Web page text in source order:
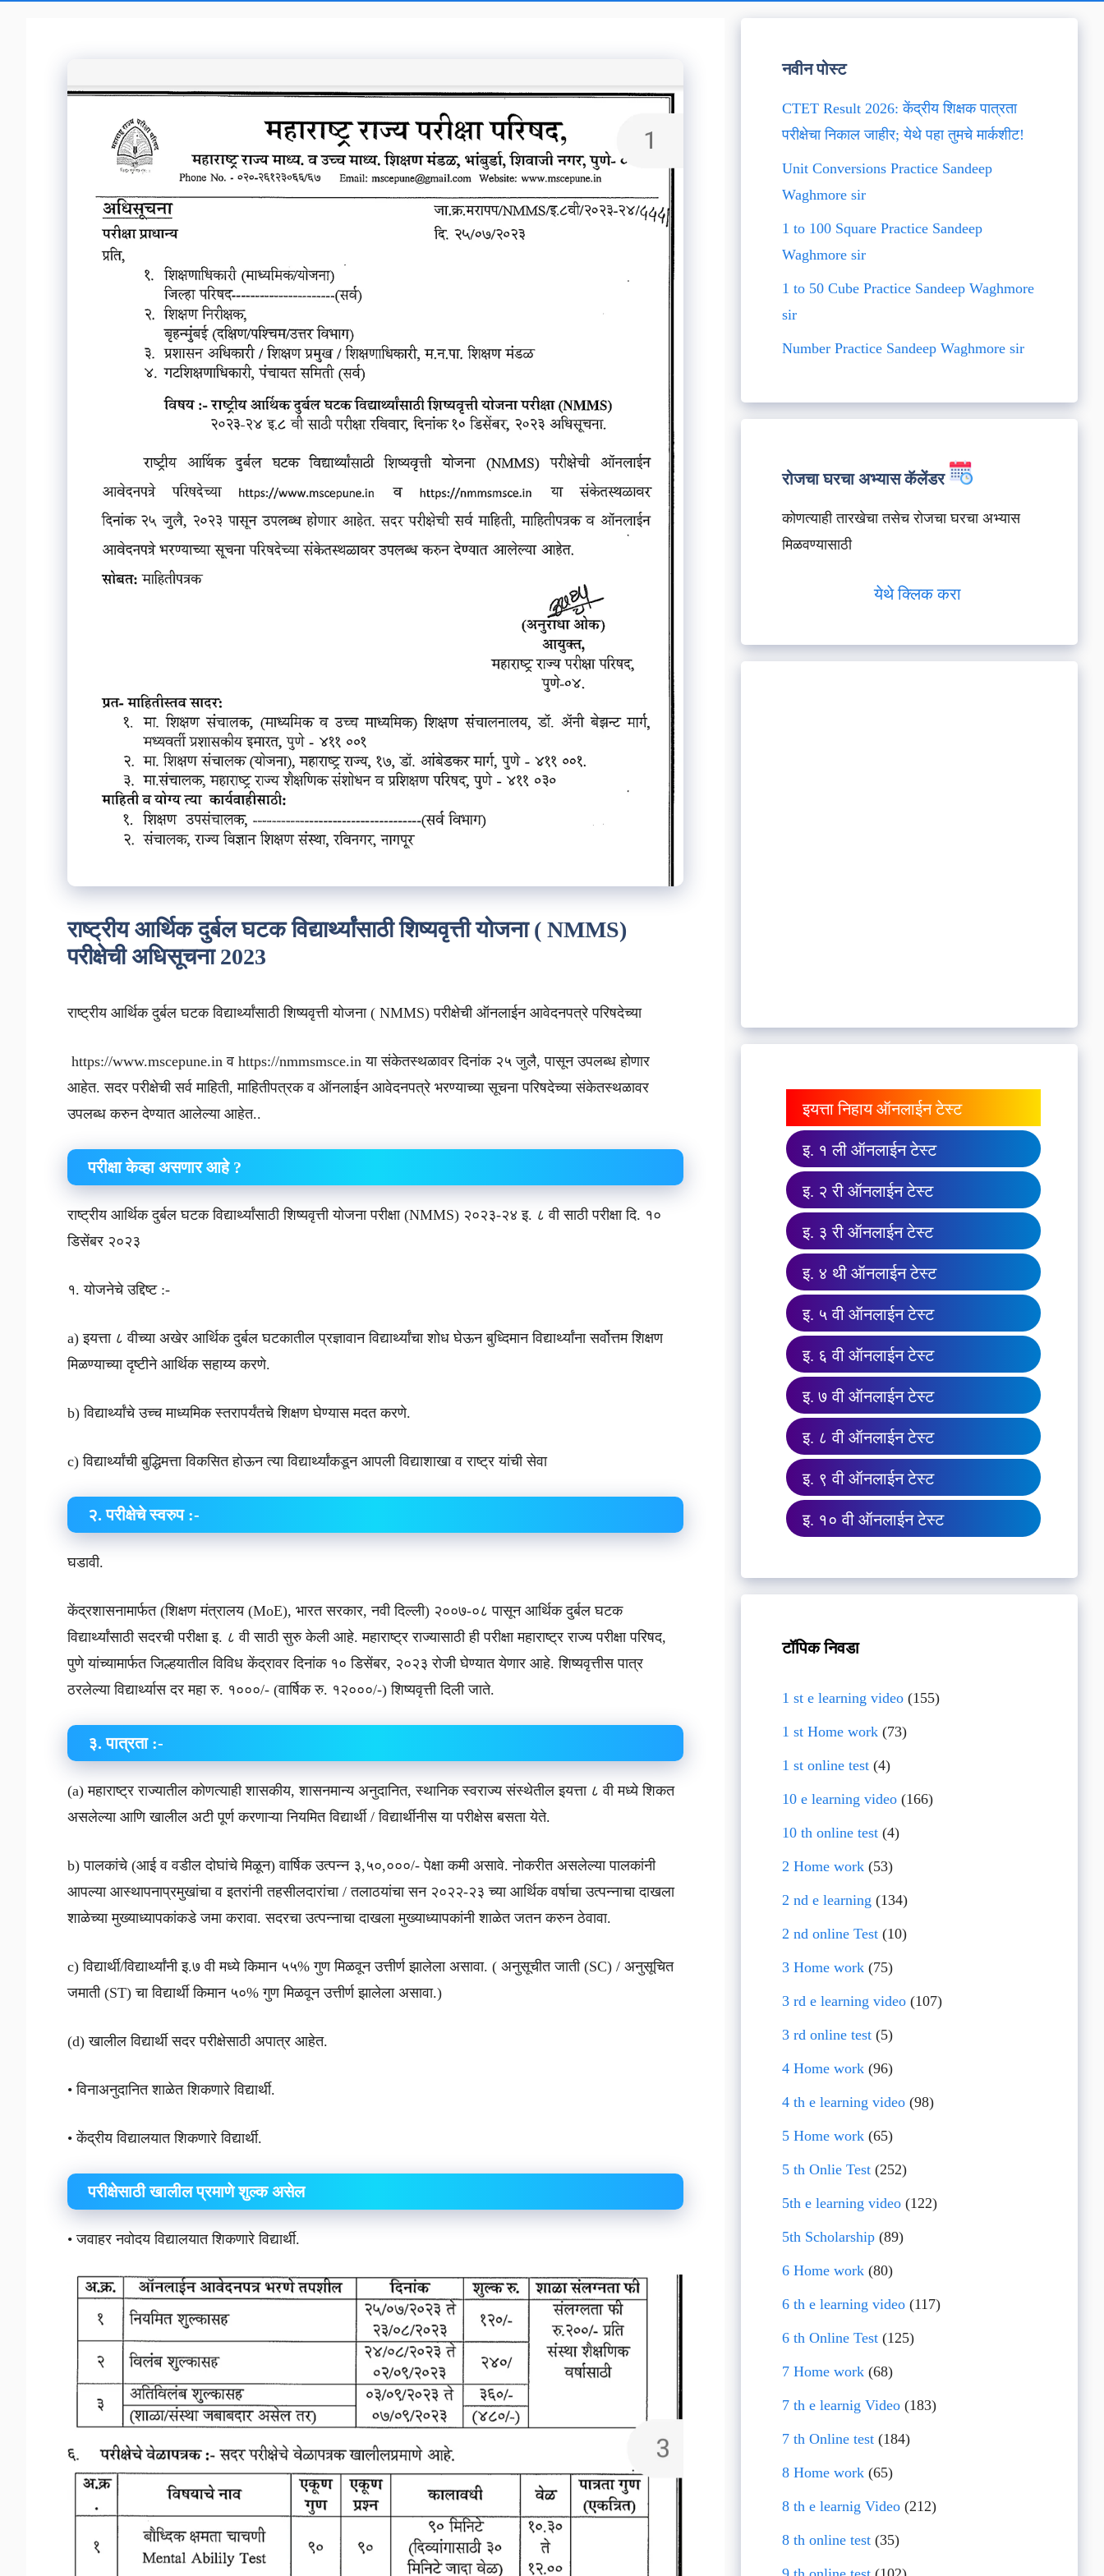
राष्ट्रीय आर्थिक दुर्बल घटक विद्यार्थ्यांसाठी शिष्यवृत्ती योजना ( NMMS)
परीक्षेची अधिसूचना 2023
राष्ट्रीय आर्थिक दुर्बल घटक विद्यार्थ्यांसाठी शिष्यवृत्ती योजना ( NMMS) परीक्षेची ऑनलाईन आवेदनपत्रे परिषदेच्या
https://www.mscepune.in व https://nmmsmsce.in या संकेतस्थळावर दिनांक २५ जुलै, पासून उपलब्ध होणार
आहेत. सदर परीक्षेची सर्व माहिती, माहितीपत्रक व ऑनलाईन आवेदनपत्रे भरण्याच्या सूचना परिषदेच्या संकेतस्थळावर
उपलब्ध करुन देण्यात आलेल्या आहेत..
परीक्षा केव्हा असणार आहे ?
राष्ट्रीय आर्थिक दुर्बल घटक विद्यार्थ्यांसाठी शिष्यवृत्ती योजना परीक्षा (NMMS) २०२३-२४ इ. ८ वी साठी परीक्षा दि. १०
डिसेंबर २०२३
१. योजनेचे उद्दिष्ट :-
a) इयत्ता ८ वीच्या अखेर आर्थिक दुर्बल घटकातील प्रज्ञावान विद्यार्थ्यांचा शोध घेऊन बुध्दिमान विद्यार्थ्यांना सर्वोत्तम शिक्षण
मिळण्याच्या दृष्टीने आर्थिक सहाय्य करणे.
b) विद्यार्थ्यांचे उच्च माध्यमिक स्तरापर्यंतचे शिक्षण घेण्यास मदत करणे.
c) विद्यार्थ्यांची बुद्धिमत्ता विकसित होऊन त्या विद्यार्थ्यांकडून आपली विद्याशाखा व राष्ट्र यांची सेवा
२. परीक्षेचे स्वरुप :-
घडावी.
केंद्रशासनामार्फत (शिक्षण मंत्रालय (MoE), भारत सरकार, नवी दिल्ली) २००७-०८ पासून आर्थिक दुर्बल घटक
विद्यार्थ्यांसाठी सदरची परीक्षा इ. ८ वी साठी सुरु केली आहे. महाराष्ट्र राज्यासाठी ही परीक्षा महाराष्ट्र राज्य परीक्षा परिषद,
पुणे यांच्यामार्फत जिल्हयातील विविध केंद्रावर दिनांक १० डिसेंबर, २०२३ रोजी घेण्यात येणार आहे. शिष्यवृत्तीस पात्र
ठरलेल्या विद्यार्थ्यास दर महा रु. १०००/- (वार्षिक रु. १२०००/-) शिष्यवृत्ती दिली जाते.
३. पात्रता :-
(a) महाराष्ट्र राज्यातील कोणत्याही शासकीय, शासनमान्य अनुदानित, स्थानिक स्वराज्य संस्थेतील इयत्ता ८ वी मध्ये शिकत
असलेल्या आणि खालील अटी पूर्ण करणाऱ्या नियमित विद्यार्थी / विद्यार्थीनीस या परीक्षेस बसता येते.
b) पालकांचे (आई व वडील दोघांचे मिळून) वार्षिक उत्पन्न ३,५०,०००/- पेक्षा कमी असावे. नोकरीत असलेल्या पालकांनी
आपल्या आस्थापनाप्रमुखांचा व इतरांनी तहसीलदारांचा / तलाठयांचा सन २०२२-२३ च्या आर्थिक वर्षाचा उत्पन्नाचा दाखला
शाळेच्या मुख्याध्यापकांकडे जमा करावा. सदरचा उत्पन्नाचा दाखला मुख्याध्यापकांनी शाळेत जतन करुन ठेवावा.
c) विद्यार्थी/विद्यार्थ्यांनी इ.७ वी मध्ये किमान ५५% गुण मिळवून उत्तीर्ण झालेला असावा. ( अनुसूचीत जाती (SC) / अनुसूचित
जमाती (ST) चा विद्यार्थी किमान ५०% गुण मिळवून उत्तीर्ण झालेला असावा.)
(d) खालील विद्यार्थी सदर परीक्षेसाठी अपात्र आहेत.
• विनाअनुदानित शाळेत शिकणारे विद्यार्थी.
• केंद्रीय विद्यालयात शिकणारे विद्यार्थी.
परीक्षेसाठी खालील प्रमाणे शुल्क असेल
• जवाहर नवोदय विद्यालयात शिकणारे विद्यार्थी.
नवीन पोस्ट
CTET Result 2026: केंद्रीय शिक्षक पात्रता
परीक्षेचा निकाल जाहीर; येथे पहा तुमचे मार्कशीट!
Unit Conversions Practice Sandeep
Waghmore sir
1 to 100 Square Practice Sandeep
Waghmore sir
1 to 50 Cube Practice Sandeep Waghmore
sir
Number Practice Sandeep Waghmore sir
रोजचा घरचा अभ्यास कॅलेंडर
कोणत्याही तारखेचा तसेच रोजचा घरचा अभ्यास
मिळवण्यासाठी
येथे क्लिक करा
इयत्ता निहाय ऑनलाईन टेस्ट
इ. १ ली ऑनलाईन टेस्ट
इ. २ री ऑनलाईन टेस्ट
इ. ३ री ऑनलाईन टेस्ट
इ. ४ थी ऑनलाईन टेस्ट
इ. ५ वी ऑनलाईन टेस्ट
इ. ६ वी ऑनलाईन टेस्ट
इ. ७ वी ऑनलाईन टेस्ट
इ. ८ वी ऑनलाईन टेस्ट
इ. ९ वी ऑनलाईन टेस्ट
इ. १० वी ऑनलाईन टेस्ट
टॉपिक निवडा
1 st e learning video(155)
1 st Home work(73)
1 st online test(4)
10 e learning video(166)
10 th online test(4)
2 Home work(53)
2 nd e learning (134)
2 nd online Test(10)
3 Home work(75)
3 rd e learning video(107)
3 rd online test(5)
4 Home work(96)
4 th e learning video(98)
5 Home work(65)
5 th Onlie Test(252)
5th e learning video(122)
5th Scholarship(89)
6 Home work(80)
6 th e learning video(117)
6 th Online Test(125)
7 Home work(68)
7 th e learnig Video(183)
7 th Online test(184)
8 Home work(65)
8 th e learnig Video(212)
8 th online test(35)